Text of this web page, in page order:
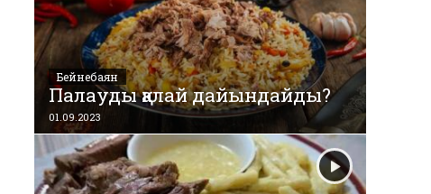
Бейнебаян
Палауды қалай дайындайды?
01.09.2023